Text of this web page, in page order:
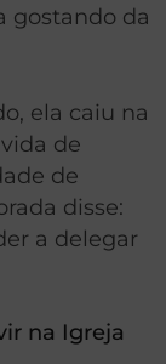
gostando da
ela caiu na
de
de
disse:
a delegar
na Igreja